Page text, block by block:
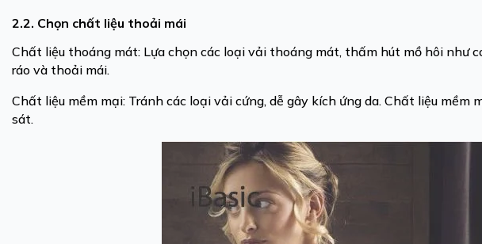
2.2. Chọn chất liệu thoải mái
Chất liệu thoáng mát: Lựa chọn các loại vải thoáng mát, thấm hút mồ hôi như
ráo và thoải mái.
Chất liệu mềm mại: Tránh các loại vải cứng, dễ gây kích ứng da. Chất liệu
sát.